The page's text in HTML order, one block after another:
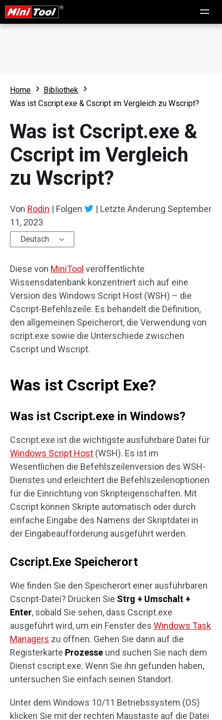
Home
Bibliothek
Was ist Cscript.exe & Cscript im Vergleich zu Wscript?
Was ist Cscript.exe &
Cscript im Vergleich
zu Wscript?
Von Rodin | Folgen | Letzte Änderung September
11, 2023
Deutsch
Diese von MiniTool veröffentlichte
Wissensdatenbank konzentriert sich auf eine
Version des Windows Script Host (WSH) – die
Cscript-Befehlszeile. Es behandelt die Definition,
den allgemeinen Speicherort, die Verwendung von
script.exe sowie die Unterschiede zwischen
Cscript und Wscript.
Was ist Cscript Exe?
Was ist Cscript.exe in Windows?
Cscript.exe ist die wichtigste ausführbare Datei für
Windows Script Host (WSH). Es ist im
Wesentlichen die Befehlszeilenversion des WSH-
Dienstes und erleichtert die Befehlszeilenoptionen
für die Einrichtung von Skripteigenschaften. Mit
Cscript können Skripte automatisch oder durch
einfache Eingabe des Namens der Skriptdatei in
der Eingabeaufforderung ausgeführt werden.
Cscript.Exe Speicherort
Wie finden Sie den Speicherort einer ausführbaren
Cscript-Datei? Drücken Sie Strg + Umschalt +
Enter, sobald Sie sehen, dass Cscript.exe
ausgeführt wird, um ein Fenster des Windows Task
Managers zu öffnen. Gehen Sie dann auf die
Registerkarte Prozesse und suchen Sie nach dem
Dienst cscript.exe. Wenn Sie ihn gefunden haben,
untersuchen Sie einfach seinen Standort.
Unter dem Windows 10/11 Betriebssystem (OS)
klicken Sie mit der rechten Maustaste auf die Datei